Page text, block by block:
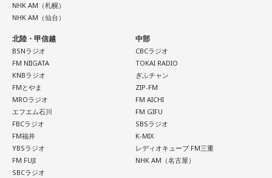
クンとスピードが落ちます。突然、バリバリバリッ！と大き
な音が響き渡り、列車は牽引する電気機関車と客車の2両目の
半分まで湯の花トンネルに入ったところで、急停車しまし
た。
「機銃掃射だ！」
そんな叫びと悲鳴が同時に響き渡り、ギューンブルブルブル
とすさまじい音が迫ります。アメリカ軍のP51・ムスタング
数機が低空で接近、満員の「419列車」に向かって、何度も
何度も容赦なく銃弾を撃ち込んできたのです。数分前まで、
NHK AM（札幌）
NHK AM（仙台）
北陸・甲信越
BSNラジオ
FM NIIGATA
KNBラジオ
FMとやま
MROラジオ
エフエム石川
FBCラジオ
FM福井
YBSラジオ
FM FUJI
SBCラジオ
中部
CBCラジオ
TOKAI RADIO
ぎふチャン
ZIP-FM
FM AICHI
FM GIFU
SBSラジオ
K-MIX
レディオキューブ FM三重
NHK AM（名古屋）